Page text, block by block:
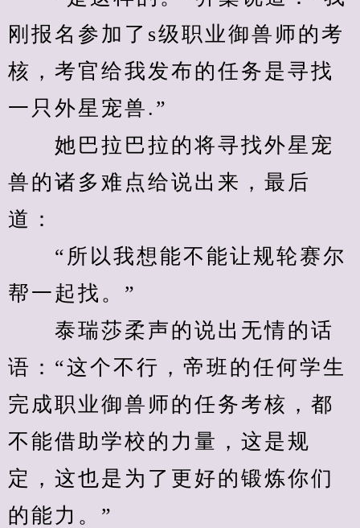
刚报名参加了s级职业御兽师的考
核，考官给我发布的任务是寻找
一只外星宠兽.”
她巴拉巴拉的将寻找外星宠
兽的诸多难点给说出来，最后
道：
“所以我想能不能让规轮赛尔
帮一起找。”
泰瑞莎柔声的说出无情的话
语：“这个不行，帝班的任何学生
完成职业御兽师的任务考核，都
不能借助学校的力量，这是规
定，这也是为了更好的锻炼你们
的能力。”